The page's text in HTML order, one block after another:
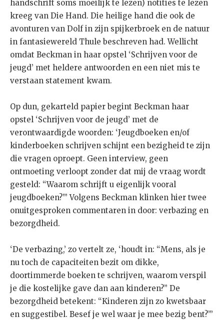
handschrift soms moeilijk te lezen) notities te lezen
kreeg van Die Hand. Die heilige hand die ook de
avonturen van Dolf in zijn spijkerbroek en de natuur
in fantasiewereld Thule beschreven had. Wellicht
omdat Beckman in haar opstel ‘Schrijven voor de
jeugd’ met heldere antwoorden en een niet mis te
verstaan statement kwam.
Op dun, gekarteld papier begint Beckman haar
opstel ‘Schrijven voor de jeugd’ met de
verontwaardigde woorden: ‘Jeugdboeken en/of
kinderboeken schrijven schijnt een bezigheid te zijn
die vragen oproept. Geen interview, geen
ontmoeting verloopt zonder dat mij de vraag wordt
gesteld: “Waarom schrijft u eigenlijk vooral
jeugdboeken?”’ Volgens Beckman klinken hier twee
onuitgesproken commentaren in door: verbazing en
bezorgdheid.
‘De verbazing,’ zo vertelt ze, ‘houdt in: “Mens, als je
nu toch de capaciteiten bezit om dikke,
doortimmerde boeken te schrijven, waarom verspil
je die kostelijke gave dan aan kinderen?” De
bezorgdheid betekent: “Kinderen zijn zo kwetsbaar
en suggestibel. Besef je wel waar je mee bezig bent?”’